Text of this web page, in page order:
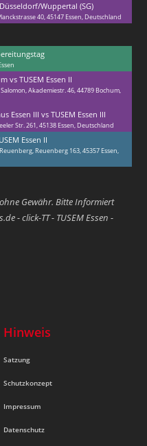
Düsseldorf/Wuppertal (SG)
40, 45147 Essen, Deutschland
vs TUSEM Essen II
Akademiestr. 46, 44789 Bochum,
Essen III vs TUSEM Essen III
Str. 261, 45138 Essen, Deutschland
Essen II
Reuenberg 163, 45357 Essen,
Gewähr. Bitte Informiert
- click-TT - TUSEM Essen -
Hinweis
Satzung
Schutzkonzept
Impressum
Datenschutz